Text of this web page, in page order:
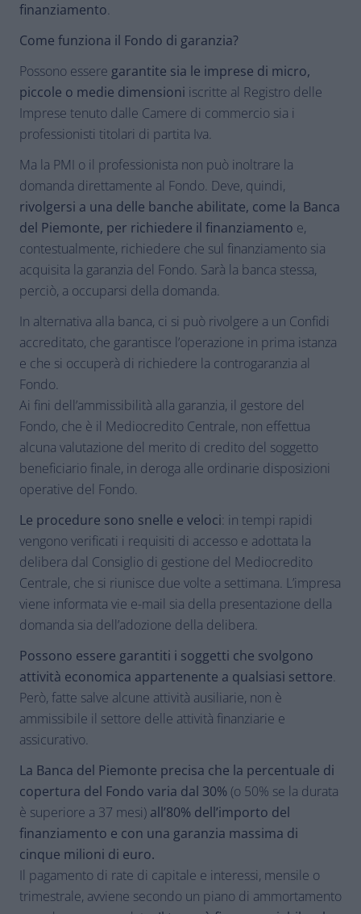
finanziamento.
Come funziona il Fondo di garanzia?
Possono essere garantite sia le imprese di micro,
piccole o medie dimensioni iscritte al Registro delle
Imprese tenuto dalle Camere di commercio sia i
professionisti titolari di partita Iva.
Ma la PMI o il professionista non può inoltrare la
domanda direttamente al Fondo. Deve, quindi,
rivolgersi a una delle banche abilitate, come la Banca
del Piemonte, per richiedere il finanziamento e,
contestualmente, richiedere che sul finanziamento sia
acquisita la garanzia del Fondo. Sarà la banca stessa,
perciò, a occuparsi della domanda.
In alternativa alla banca, ci si può rivolgere a un Confidi
accreditato, che garantisce l’operazione in prima istanza
e che si occuperà di richiedere la controgaranzia al
Fondo.
Ai fini dell’ammissibilità alla garanzia, il gestore del
Fondo, che è il Mediocredito Centrale, non effettua
alcuna valutazione del merito di credito del soggetto
beneficiario finale, in deroga alle ordinarie disposizioni
operative del Fondo.
Le procedure sono snelle e veloci: in tempi rapidi
vengono verificati i requisiti di accesso e adottata la
delibera dal Consiglio di gestione del Mediocredito
Centrale, che si riunisce due volte a settimana. L’impresa
viene informata vie e-mail sia della presentazione della
domanda sia dell’adozione della delibera.
Possono essere garantiti i soggetti che svolgono
attività economica appartenente a qualsiasi settore.
Però, fatte salve alcune attività ausiliarie, non è
ammissibile il settore delle attività finanziarie e
assicurativo.
La Banca del Piemonte precisa che la percentuale di
copertura del Fondo varia dal 30% (o 50% se la durata
è superiore a 37 mesi) all’80% dell’importo del
finanziamento e con una garanzia massima di
cinque milioni di euro.
Il pagamento di rate di capitale e interessi, mensile o
trimestrale, avviene secondo un piano di ammortamento